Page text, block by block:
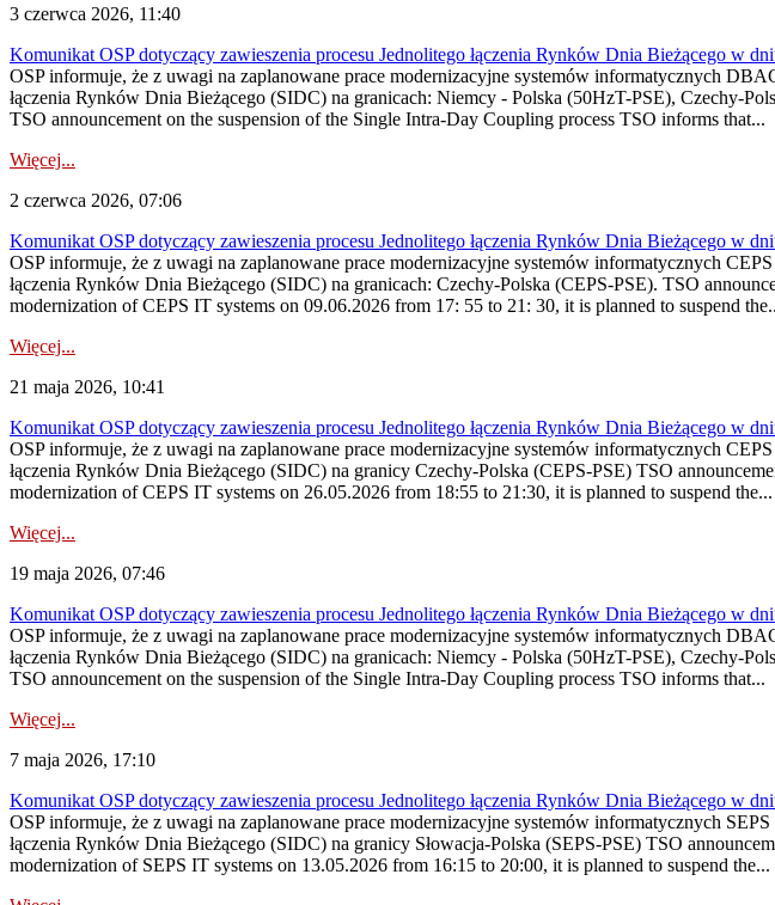
3 czerwca 2026, 11:40
Komunikat OSP dotyczący zawieszenia procesu Jednolitego łączenia Rynków Dnia Bieżącego w
OSP informuje, że z uwagi na zaplanowane prace modernizacyjne systemów informatycznych
łączenia Rynków Dnia Bieżącego (SIDC) na granicach: Niemcy - Polska (50HzT-PSE), Czechy-
TSO announcement on the suspension of the Single Intra-Day Coupling process TSO informs that...
Więcej...
2 czerwca 2026, 07:06
Komunikat OSP dotyczący zawieszenia procesu Jednolitego łączenia Rynków Dnia Bieżącego w
OSP informuje, że z uwagi na zaplanowane prace modernizacyjne systemów informatycznych
łączenia Rynków Dnia Bieżącego (SIDC) na granicach: Czechy-Polska (CEPS-PSE). TSO
modernization of CEPS IT systems on 09.06.2026 from 17: 55 to 21: 30, it is planned to suspend
Więcej...
21 maja 2026, 10:41
Komunikat OSP dotyczący zawieszenia procesu Jednolitego łączenia Rynków Dnia Bieżącego w
OSP informuje, że z uwagi na zaplanowane prace modernizacyjne systemów informatycznych
łączenia Rynków Dnia Bieżącego (SIDC) na granicy Czechy-Polska (CEPS-PSE) TSO
modernization of CEPS IT systems on 26.05.2026 from 18:55 to 21:30, it is planned to suspend the...
Więcej...
19 maja 2026, 07:46
Komunikat OSP dotyczący zawieszenia procesu Jednolitego łączenia Rynków Dnia Bieżącego w
OSP informuje, że z uwagi na zaplanowane prace modernizacyjne systemów informatycznych
łączenia Rynków Dnia Bieżącego (SIDC) na granicach: Niemcy - Polska (50HzT-PSE), Czechy-
TSO announcement on the suspension of the Single Intra-Day Coupling process TSO informs that...
Więcej...
7 maja 2026, 17:10
Komunikat OSP dotyczący zawieszenia procesu Jednolitego łączenia Rynków Dnia Bieżącego w
OSP informuje, że z uwagi na zaplanowane prace modernizacyjne systemów informatycznych
łączenia Rynków Dnia Bieżącego (SIDC) na granicy Słowacja-Polska (SEPS-PSE) TSO
modernization of SEPS IT systems on 13.05.2026 from 16:15 to 20:00, it is planned to suspend the...